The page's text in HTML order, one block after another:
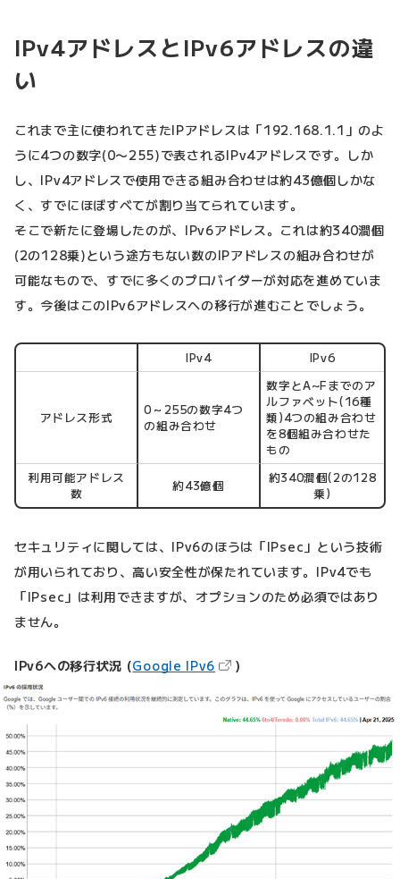
IPv4アドレスとIPv6アドレスの違
い
これまで主に使われてきたIPアドレスは「192.168.1.1」のよ
うに4つの数字(0〜255)で表されるIPv4アドレスです。しか
し、IPv4アドレスで使用できる組み合わせは約43億個しかな
く、すでにほぼすべてが割り当てられています。
そこで新たに登場したのが、IPv6アドレス。これは約340澗個
(2の128乗)という途方もない数のIPアドレスの組み合わせが
可能なもので、すでに多くのプロバイダーが対応を進めていま
す。今後はこのIPv6アドレスへの移行が進むことでしょう。
IPv4 IPv6
アドレス形式
0～255の数字4つ
の組み合わせ
数字とA~Fまでのア
ルファベット(16種
類)4つの組み合わせ
を8個組み合わせた
もの
利用可能アドレス
数
約43億個
約340澗個(2の128
乗)
セキュリティに関しては、IPv6のほうは「IPsec」という技術
が用いられており、高い安全性が保たれています。IPv4でも
「IPsec」は利用できますが、オプションのため必須ではあり
ません。
IPv6への移行状況 (Google IPv6 （新しいタブで開きます）
)